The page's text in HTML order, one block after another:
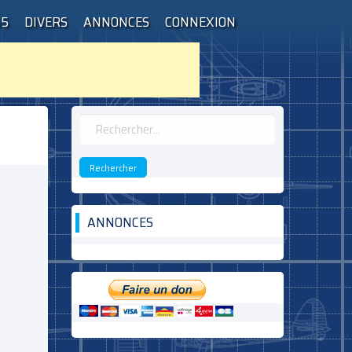
DIVERS ANNONCES CONNEXION
Rechercher :
ANNONCES